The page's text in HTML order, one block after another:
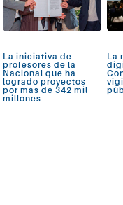
La iniciativa de
profesores de la
Nacional que ha
logrado proyectos
por más de 342 mil
millones
La